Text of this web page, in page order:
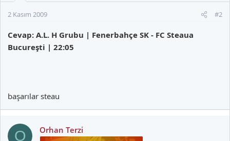
2 Kasım 2009 #2
Cevap: A.L. H Grubu | Fenerbahçe SK - FC Steaua
Bucureşti | 22:05
başarılar steau
O Orhan Terzi